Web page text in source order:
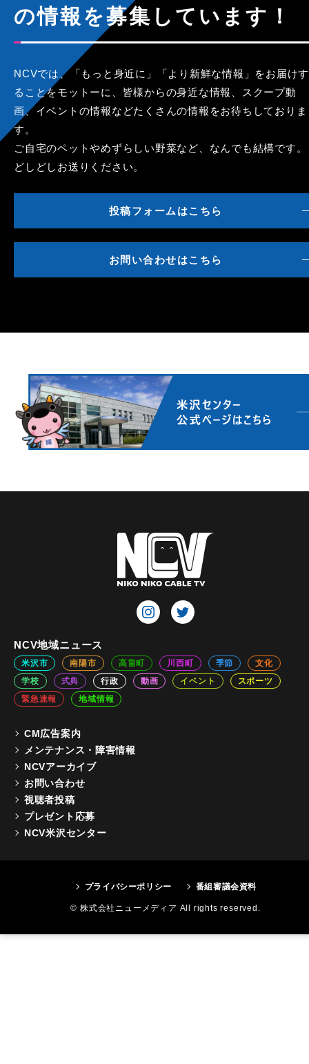
の情報を募集しています！
NCVでは、「もっと身近に」「より新鮮な情報」をお届けす
ることをモットーに、皆様からの身近な情報、スクープ動
画、イベントの情報などたくさんの情報をお待ちしておりま
す。
ご自宅のペットやめずらしい野菜など、なんでも結構です。
どしどしお送りください。
投稿フォームはこちら
お問い合わせはこちら
NCV地域ニュース
米沢市 南陽市 高畠町 川西町 季節
文化
学校
式典 行政 動画 イベント
スポーツ
緊急速報
地域情報
CM広告案内
メンテナンス・障害情報
NCVアーカイブ
お問い合わせ
視聴者投稿
プレゼント応募
NCV米沢センター
プライバシーポリシー 番組審議会資料
© 株式会社ニューメディア All rights reserved.